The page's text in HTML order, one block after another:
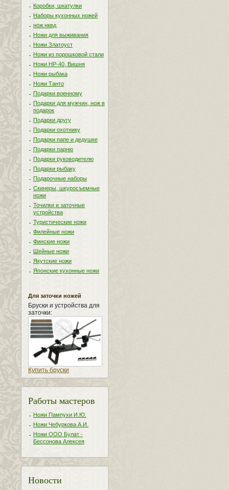
Коробки, шкатулки
Наборы кухонных ножей
нож нквд
Ножи для выживания
Ножи Златоуст
Ножи из порошковой стали
Ножи НР-40, Вишня
Ножи рыбака
Ножи Танто
Подарки военному
Подарки для мужчин, нож в
подарок
Подарки другу
Подарки охотнику
Подарки папе и дедушке
Подарки парню
Подарки руководителю
Подарки рыбаку
Подарочные наборы
Скинеры, шкуросъемные
ножи
Точилки и заточные
устройства
Туристические ножи
Филейные ножи
Финские ножи
Шейные ножи
Якутские ножи
Японские кухонные ножи
Для заточки ножей
Бруски и устройства для
заточки:
Купить бруски
Работы мастеров
Ножи Пампухи И.Ю.
Ножи Чебуркова А.И.
Ножи ООО Булат -
Бессонова Алексея
Новости